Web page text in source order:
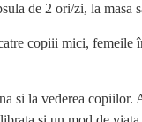
de 2 ori/zi, la masa
copiii mici, femeile
si la vederea